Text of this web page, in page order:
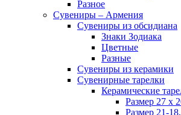
Разное
Сувениры – Армения
Сувениры из обсидиана
Знаки Зодиака
Цветные
Разные
Сувениры из керамики
Сувенирные тарелки
Керамические
Размер 27 х
Размер 21-